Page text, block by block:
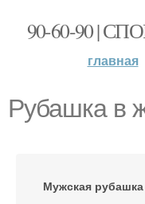
90-60-90 |
главная
Рубашка в
Мужская рубашка